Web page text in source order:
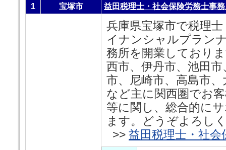
1 宝塚市 益田税理士・社会保険労務士事
兵庫県宝塚市で税理
イナンシャルプラン
務所を開業しており
西市、伊丹市、池田
市、尼崎市、高島市
など主に関西圏でお
等に関し、総合的に
ます。どうぞよろし
>> 益田税理士・社